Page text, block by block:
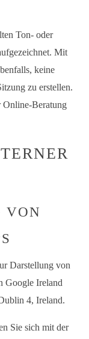
Ton- oder
Mit
keine
zu erstellen.
Online-Beratung
VON
Darstellung von
Google Ireland
4, Ireland.
Sie sich mit der